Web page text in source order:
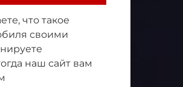
что такое
своими
наш сайт вам